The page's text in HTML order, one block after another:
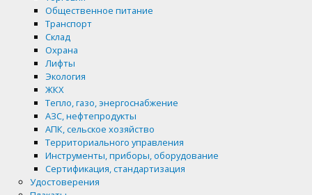
Общественное питание
Транспорт
Склад
Охрана
Лифты
Экология
ЖКХ
Тепло, газо, энергоснабжение
АЗС, нефтепродукты
АПК, сельское хозяйство
Территориального управления
Инструменты, приборы, оборудование
Сертификация, стандартизация
Удостоверения